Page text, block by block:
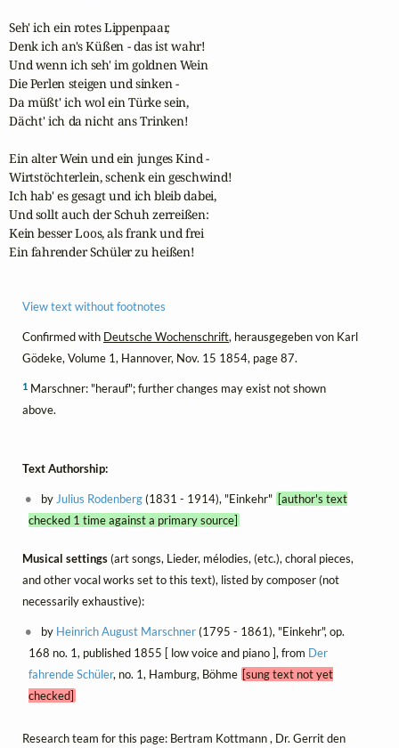
Seh' ich ein rotes Lippenpaar,
Denk ich an's Küßen - das ist wahr!
Und wenn ich seh' im goldnen Wein
Die Perlen steigen und sinken -
Da müßt' ich wol ein Türke sein,
Dächt' ich da nicht ans Trinken!
Ein alter Wein und ein junges Kind -
Wirtstöchterlein, schenk ein geschwind!
Ich hab' es gesagt und ich bleib dabei,
Und sollt auch der Schuh zerreißen:
Kein besser Loos, als frank und frei
Ein fahrender Schüler zu heißen!
View text without footnotes
Confirmed with Deutsche Wochenschrift, herausgegeben von Karl
Gödeke, Volume 1, Hannover, Nov. 15 1854, page 87.
1 Marschner: "herauf"; further changes may exist not shown
above.
Text Authorship:
byJulius Rodenberg(1831 - 1914), "Einkehr" [author's text
checked 1 time against a primary source]
Musical settings(art songs, Lieder, mélodies, (etc.), choral pieces,
and other vocal works set to this text), listed by composer (not
necessarily exhaustive):
by Heinrich August Marschner(1795 - 1861), "Einkehr", op.
168 no. 1, published 1855 [ low voice and piano ], from Der
fahrende Schüler, no. 1, Hamburg, Böhme [sung text not yet
checked]
Research team for this page: Bertram Kottmann , Dr. Gerrit den